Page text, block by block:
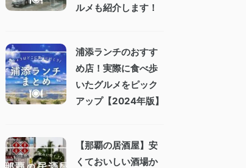
ルメも紹介します！
浦添ランチのおすす
め店！実際に食べ歩
いたグルメをピック
アップ【2024年版】
【那覇の居酒屋】安
くておいしい酒場か